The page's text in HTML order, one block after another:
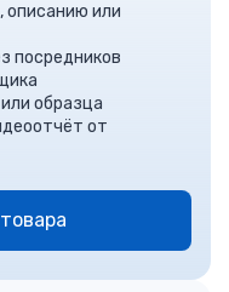
описанию или
посредников
образца
от